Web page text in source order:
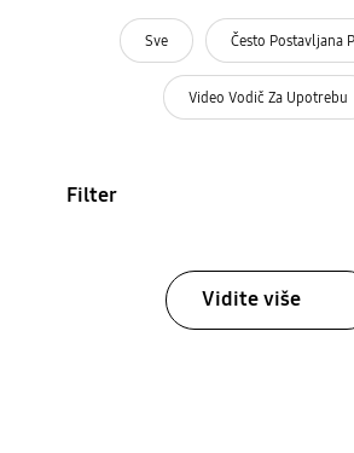
Sve Često Postavljana
Video Vodič Za Upotrebu
Filter
Vidite više